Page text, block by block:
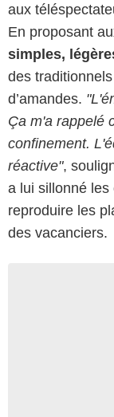
aux
En proposant
simples,
des
d’amandes.
Ça m'a rappelé
confinement.
réactive",
a lui sillonné les
reproduire les
des vacanciers.